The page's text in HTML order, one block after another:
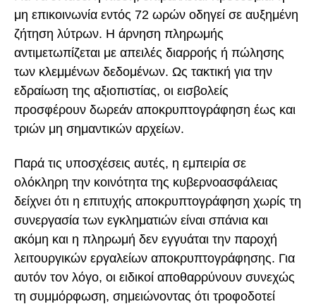
μη επικοινωνία εντός 72 ωρών οδηγεί σε αυξημένη
ζήτηση λύτρων. Η άρνηση πληρωμής
αντιμετωπίζεται με απειλές διαρροής ή πώλησης
των κλεμμένων δεδομένων. Ως τακτική για την
εδραίωση της αξιοπιστίας, οι εισβολείς
προσφέρουν δωρεάν αποκρυπτογράφηση έως και
τριών μη σημαντικών αρχείων.
Παρά τις υποσχέσεις αυτές, η εμπειρία σε
ολόκληρη την κοινότητα της κυβερνοασφάλειας
δείχνει ότι η επιτυχής αποκρυπτογράφηση χωρίς τη
συνεργασία των εγκληματιών είναι σπάνια και
ακόμη και η πληρωμή δεν εγγυάται την παροχή
λειτουργικών εργαλείων αποκρυπτογράφησης. Για
αυτόν τον λόγο, οι ειδικοί αποθαρρύνουν συνεχώς
τη συμμόρφωση, σημειώνοντας ότι τροφοδοτεί